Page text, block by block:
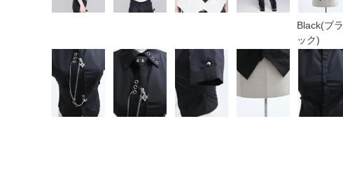
Black(ブラ
ック)